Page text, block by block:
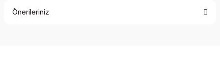
Önerileriniz